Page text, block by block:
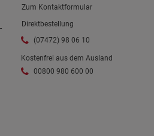
Zum Kontaktformular
Direktbestellung
(07472) 98 06 10
Kostenfrei aus dem Ausland
00800 980 600 00